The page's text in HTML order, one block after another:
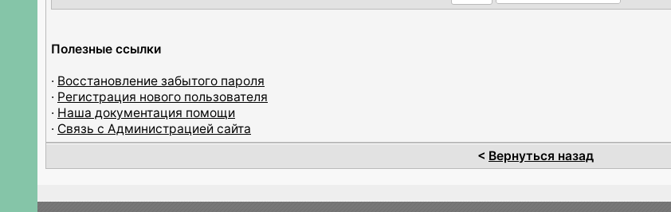
Полезные ссылки
· Восстановление забытого пароля
· Регистрация нового пользователя
· Наша документация помощи
· Связь с Администрацией сайта
< Вернуться назад